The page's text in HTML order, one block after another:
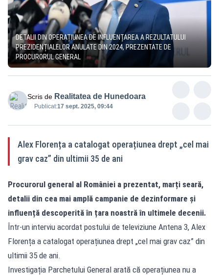
DETALII DIN OPERAȚIUNEA DE INFLUENȚAREA A REZULTATULUI
PREZIDENȚIALELOR ANULATE DIN 2024, PREZENTATE DE
PROCURORUL GENERAL
Scris de Realitatea de Hunedoara
Publicat:17 sept. 2025, 09:44
Alex Florența a catalogat operațiunea drept „cel mai
grav caz” din ultimii 35 de ani
Procurorul general al României a prezentat, marți seară,
detalii din cea mai amplă campanie de dezinformare și
influență descoperită în țara noastră în ultimele decenii.
Într-un interviu acordat postului de televiziune Antena 3, Alex
Florența a catalogat operațiunea drept „cel mai grav caz” din
ultimii 35 de ani.
Investigația Parchetului General arată că operațiunea nu a